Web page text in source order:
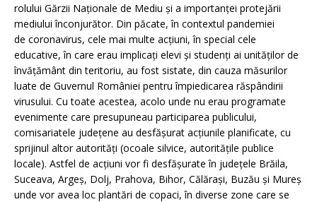
rolului Gărzii Naționale de Mediu și a importanței protejării
mediului înconjurător. Din păcate, în contextul pandemiei
de coronavirus, cele mai multe acțiuni, în special cele
educative, în care erau implicați elevi și studenți ai unităților de
învățământ din teritoriu, au fost sistate, din cauza măsurilor
luate de Guvernul României pentru împiedicarea răspândirii
virusului. Cu toate acestea, acolo unde nu erau programate
evenimente care presupuneau participarea publicului,
comisariatele județene au desfășurat acțiunile planificate, cu
sprijinul altor autorități (ocoale silvice, autoritățile publice
locale). Astfel de acțiuni vor fi desfășurate în județele Brăila,
Suceava, Argeș, Dolj, Prahova, Bihor, Călărași, Buzău și Mureș
unde vor avea loc plantări de copaci, în diverse zone care se